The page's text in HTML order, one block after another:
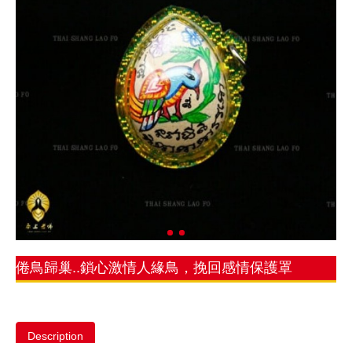
倦鳥歸巢..鎖心激情人緣鳥，挽回感情保護罩
Description